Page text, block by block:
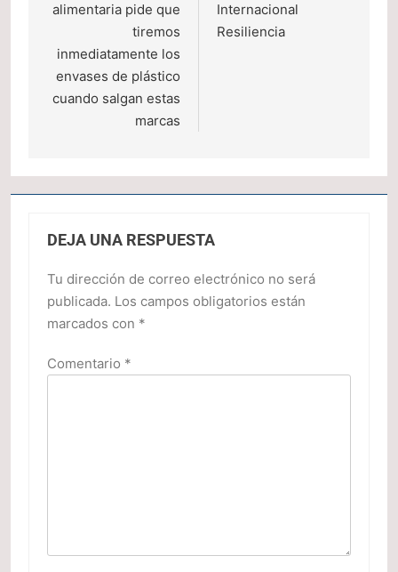
entradas
alimentaria pide que
tiremos
inmediatamente los
envases de plástico
cuando salgan estas
marcas
Internacional
Resiliencia
DEJA UNA RESPUESTA
Tu dirección de correo electrónico no será
publicada. Los campos obligatorios están
marcados con *
Comentario *